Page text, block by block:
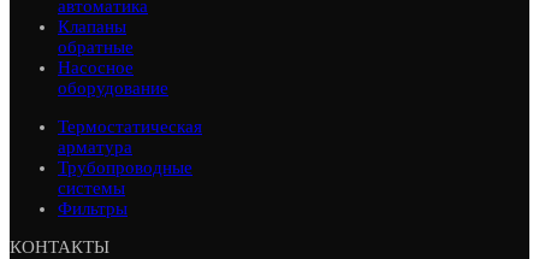
автоматика
Клапаны
обратные
Насосное
оборудование
Термостатическая
арматура
Трубопроводные
системы
Фильтры
КОНТАКТЫ